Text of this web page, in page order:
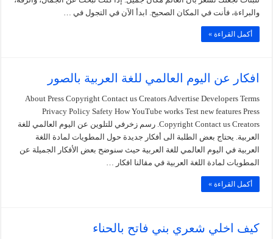
والبراءة، فأنت في المكان الصحيح. ابدأ الآن في التجول في …
أكمل القراءة »
افكار عن اليوم العالمي للغة العربية بالصور
About Press Copyright Contact us Creators Advertise Developers Terms
Privacy Policy Safety How YouTube works Test new features Press
Copyright Contact us Creators. رسم زخرفي للتلوين عن اليوم العالمي للغة
العربية. يحتاج بعض الطلبة الى أفكار جديدة حول المطويات لمادة اللغة
العربية في اليوم العالمي للغة العربية حيث سنوضح بعض الأفكار الجميلة عن
المطويات لمادة اللغة العربية في مقالنا افكار …
أكمل القراءة »
كيف اخلي شعري بني فاتح بالحناء